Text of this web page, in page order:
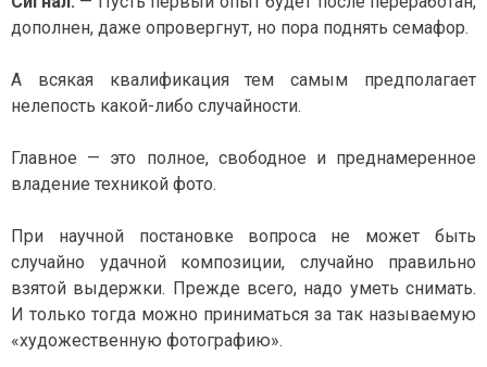
дополнен, даже опровергнут, но пора поднять семафор.
А всякая квалификация тем самым предполагает
нелепость какой-либо случайности.
Главное — это полное, свободное и преднамеренное
владение техникой фото.
При научной постановке вопроса не может быть
случайно удачной композиции, случайно правильно
взятой выдержки. Прежде всего, надо уметь снимать.
И только тогда можно приниматься за так называемую
«художественную фотографию».